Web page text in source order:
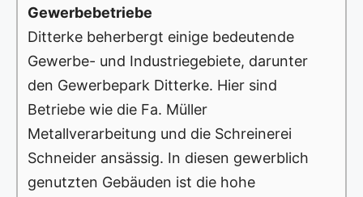
Gewerbebetriebe
Ditterke beherbergt einige bedeutende
Gewerbe- und Industriegebiete, darunter
den Gewerbepark Ditterke. Hier sind
Betriebe wie die Fa. Müller
Metallverarbeitung und die Schreinerei
Schneider ansässig. In diesen gewerblich
genutzten Gebäuden ist die hohe